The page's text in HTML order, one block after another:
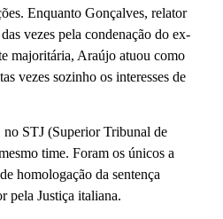
Enquanto Gonçalves, relator
vezes pela condenação do ex-
majoritária, Araújo atuou como
vezes sozinho os interesses de
STJ (Superior Tribunal de
time. Foram os únicos a
homologação da sentença
pela Justiça italiana.